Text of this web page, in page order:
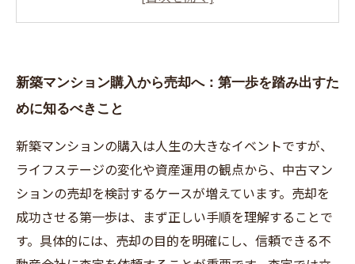
失敗しない中古マンション売却の正しい手順と
るべき重要ポイント
安心・納得の売却を実現するための契約から引
き渡しまでの流れ
不動産市場の最新動向と中古マンション売却に
役立つ情報まとめ
初心者でもわかる！新築から中古マンション売
却までの基礎知識
新築マンション購入から売却へ：第一歩を踏み出すた
めに知るべきこと
新築マンションの購入は人生の大きなイベントですが、
ライフステージの変化や資産運用の観点から、中古マン
ションの売却を検討するケースが増えています。売却を
成功させる第一歩は、まず正しい手順を理解することで
す。具体的には、売却の目的を明確にし、信頼できる不